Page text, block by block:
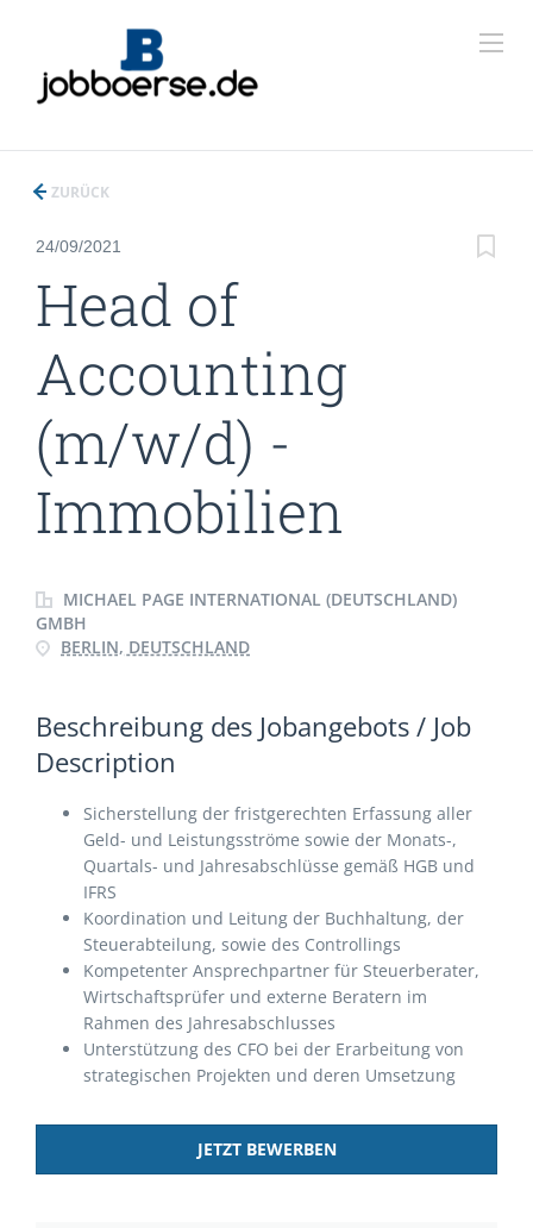
ZURÜCK
24/09/2021
Head of
Accounting
(m/w/d) -
Immobilien
MICHAEL PAGE INTERNATIONAL (DEUTSCHLAND)
GMBH
BERLIN, DEUTSCHLAND
Beschreibung des Jobangebots / Job
Description
Sicherstellung der fristgerechten Erfassung aller
Geld- und Leistungsströme sowie der Monats-,
Quartals- und Jahresabschlüsse gemäß HGB und
IFRS
Koordination und Leitung der Buchhaltung, der
Steuerabteilung, sowie des Controllings
Kompetenter Ansprech­partner für Steuer­berater,
Wirtschafts­prüfer und externe Beratern im
Rahmen des Jahresabschlusses
Unterstützung des CFO bei der Erarbeitung von
strategischen Projekten und deren Umsetzung
JETZT BEWERBEN